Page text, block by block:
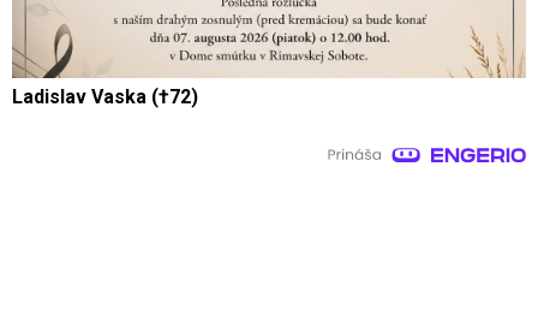
Ladislav Vaska (†72)